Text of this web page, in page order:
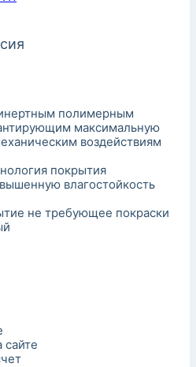
полимерным
максимальную
воздействиям
покрытия
влагостойкость
не требующее покраски
сайте